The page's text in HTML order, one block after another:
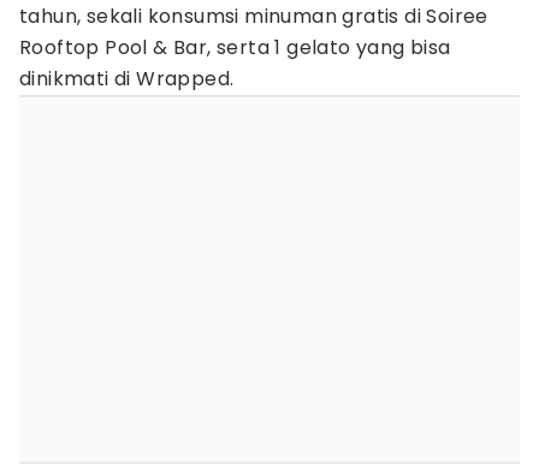
tahun, sekali konsumsi minuman gratis di Soiree
Rooftop Pool & Bar, serta 1 gelato yang bisa
dinikmati di Wrapped.